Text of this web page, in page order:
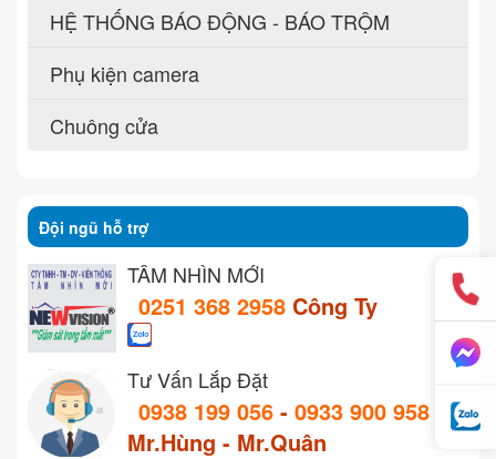
HỆ THỐNG BÁO ĐỘNG - BÁO TRỘM
Phụ kiện camera
Chuông cửa
Đội ngũ hỗ trợ
TẦM NHÌN MỚI
0251 368 2958 Công Ty
Tư Vấn Lắp Đặt
0938 199 056 - 0933 900 958
Mr.Hùng - Mr.Quân